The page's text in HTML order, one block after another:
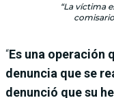
“La víctima
“Es una operación
denuncia que se
denunció que su